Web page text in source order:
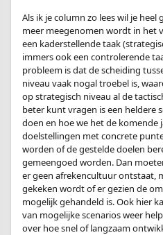
Als ik je column zo lees wil je
meer meegenomen wordt in het
een kaderstellende taak
immers ook een controlerende
probleem is dat de scheiding
niveau vaak nogal troebel is,
op strategisch niveau al de
beter kunt vragen is een heldere
doen en hoe we het de komende
doelstellingen met concrete
worden of de gestelde doelen
gemeengoed worden. Dan
er geen afrekencultuur ontstaat,
gekeken wordt of er gezien de
mogelijk gehandeld is. Ook hier
van mogelijke scenarios weer
over hoe snel of langzaam